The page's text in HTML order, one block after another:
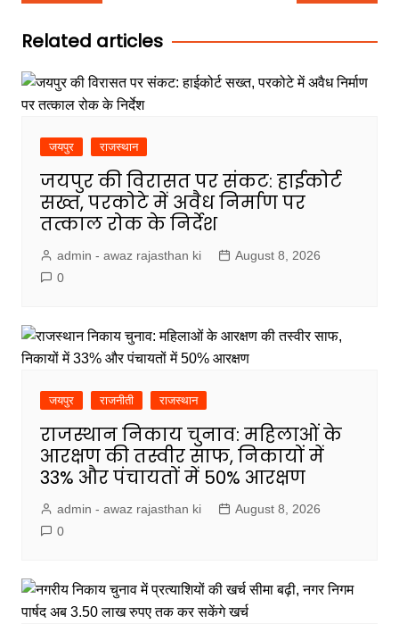
Related articles
जयपुर राजस्थान
जयपुर की विरासत पर संकट: हाईकोर्ट
सख्त, परकोटे में अवैध निर्माण पर
तत्काल रोक के निर्देश
admin - awaz rajasthan ki
August 8, 2026
0
जयपुर राजनीती राजस्थान
राजस्थान निकाय चुनाव: महिलाओं के
आरक्षण की तस्वीर साफ, निकायों में
33% और पंचायतों में 50% आरक्षण
admin - awaz rajasthan ki
August 8, 2026
0